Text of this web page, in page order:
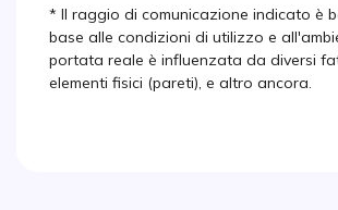
* Il raggio di comunicazione indicato è
base alle condizioni di utilizzo e
portata reale è influenzata da diversi
elementi fisici (pareti), e altro ancora.